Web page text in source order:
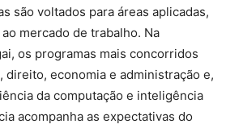
são voltados para áreas aplicadas,
mercado de trabalho. Na
os programas mais concorridos
direito, economia e administração e,
da computação e inteligência
acompanha as expectativas do